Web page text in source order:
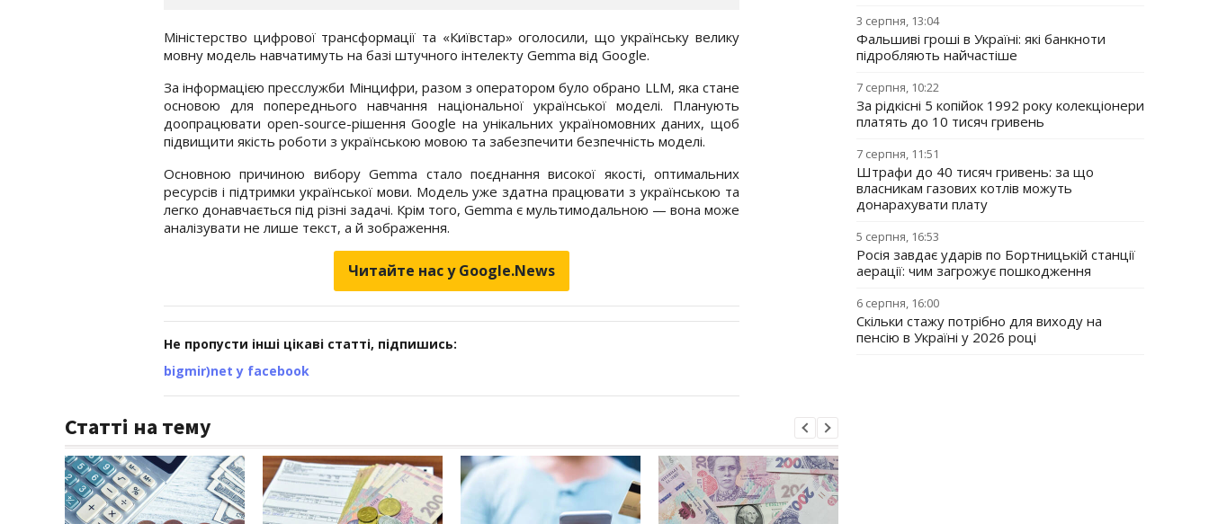
Міністерство цифрової трансформації та «Київстар» оголосили, що українську велику
мовну модель навчатимуть на базі штучного інтелекту Gemma від Google.
За інформацією пресслужби Мінцифри, разом з оператором було обрано LLM, яка стане
основою для попереднього навчання національної української моделі. Планують
доопрацювати open-source-рішення Google на унікальних україномовних даних, щоб
підвищити якість роботи з українською мовою та забезпечити безпечність моделі.
Основною причиною вибору Gemma стало поєднання високої якості, оптимальних
ресурсів і підтримки української мови. Модель уже здатна працювати з українською та
легко донавчається під різні задачі. Крім того, Gemma є мультимодальною — вона може
аналізувати не лише текст, а й зображення.
Читайте нас у Google.News
Не пропусти інші цікаві статті, підпишись:
bigmir)net у facebook
Статті на тему
3 серпня, 13:04
Фальшиві гроші в Україні: які банкноти
підробляють найчастіше
7 серпня, 10:22
За рідкісні 5 копійок 1992 року колекціонери
платять до 10 тисяч гривень
7 серпня, 11:51
Штрафи до 40 тисяч гривень: за що
власникам газових котлів можуть
донарахувати плату
5 серпня, 16:53
Росія завдає ударів по Бортницькій станції
аерації: чим загрожує пошкодження
6 серпня, 16:00
Скільки стажу потрібно для виходу на
пенсію в Україні у 2026 році